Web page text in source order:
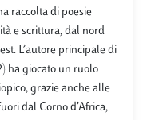
raccolta di poesie
e scrittura, dal nord
L’autore principale di
ha giocato un ruolo
grazie anche alle
dal Corno d’Africa,